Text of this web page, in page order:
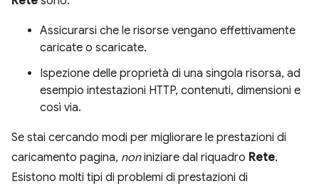
Assicurarsi che le risorse vengano effettivamente
caricate o scaricate.
Ispezione delle proprietà di una singola risorsa, ad
esempio intestazioni HTTP, contenuti, dimensioni e
così via.
Se stai cercando modi per migliorare le prestazioni di
caricamento pagina, noniniziare dal riquadro Rete.
Esistono molti tipi di problemi di prestazioni di